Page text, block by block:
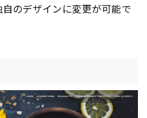
のデザインに変更が可能で